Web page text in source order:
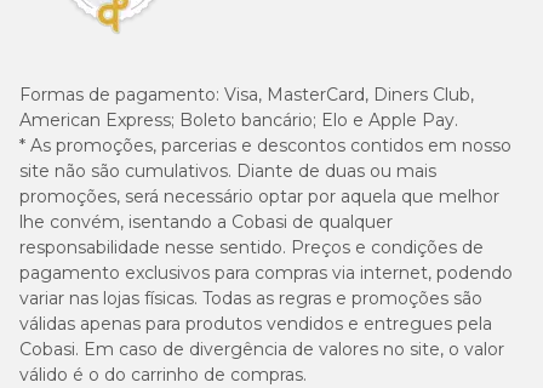
Formas de pagamento: Visa, MasterCard, Diners Club,
American Express; Boleto bancário; Elo e Apple Pay.
* As promoções, parcerias e descontos contidos em nosso
site não são cumulativos. Diante de duas ou mais
promoções, será necessário optar por aquela que melhor
lhe convém, isentando a Cobasi de qualquer
responsabilidade nesse sentido. Preços e condições de
pagamento exclusivos para compras via internet, podendo
variar nas lojas físicas. Todas as regras e promoções são
válidas apenas para produtos vendidos e entregues pela
Cobasi. Em caso de divergência de valores no site, o valor
válido é o do carrinho de compras.